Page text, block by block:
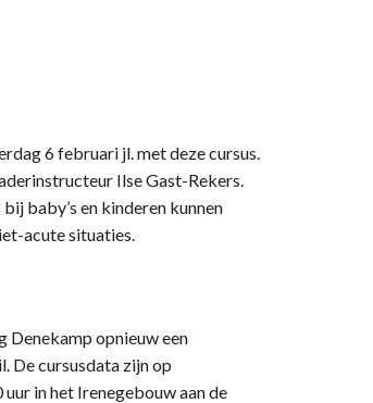
6 februari jl. met deze cursus.
Ilse Gast-Rekers.
baby’s en kinderen kunnen
acute situaties.
Denekamp opnieuw een
De cursusdata zijn op
in het Irenegebouw aan de